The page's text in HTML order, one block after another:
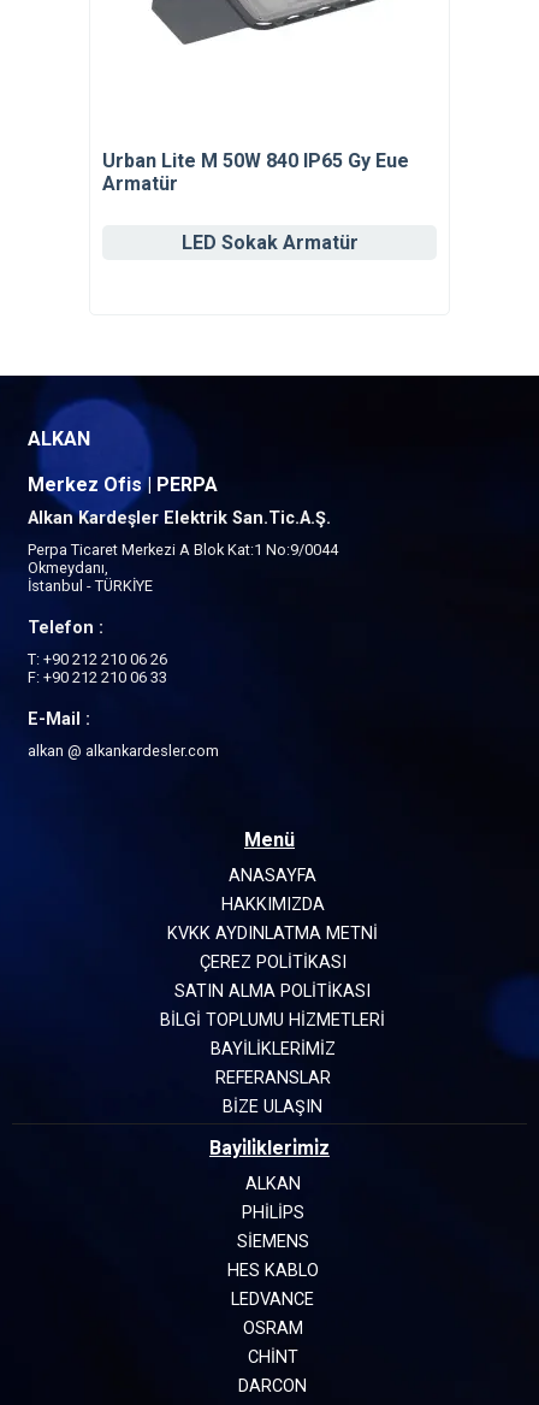
Urban Lite M 50W 840 IP65 Gy Eue
Armatür
LED Sokak Armatür
ALKAN
Merkez Ofis | PERPA
Alkan Kardeşler Elektrik San.Tic.A.Ş.
Perpa Ticaret Merkezi A Blok Kat:1 No:9/0044
Okmeydanı,
İstanbul - TÜRKİYE
Telefon :
T: +90 212 210 06 26
F: +90 212 210 06 33
E-Mail :
alkan @ alkankardesler.com
Menü
ANASAYFA
HAKKIMIZDA
KVKK AYDINLATMA METNİ
ÇEREZ POLİTİKASI
SATIN ALMA POLİTİKASI
BİLGİ TOPLUMU HİZMETLERİ
BAYİLİKLERİMİZ
REFERANSLAR
BİZE ULAŞIN
Bayi̇li̇kleri̇mi̇z
ALKAN
PHILIPS
SIEMENS
HES KABLO
LEDVANCE
OSRAM
CHINT
DARCON